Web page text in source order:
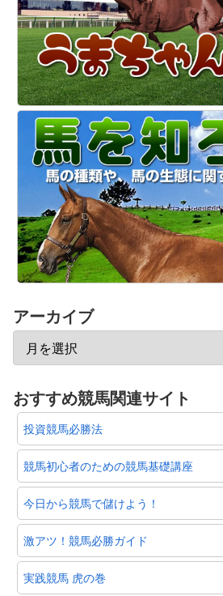
アーカイブ
おすすめ競馬関連サイト
投資競馬必勝法
競馬初心者のための競馬基礎講座
今日から競馬で儲けよう！
激アツ！競馬必勝ガイド
実践競馬 虎の巻